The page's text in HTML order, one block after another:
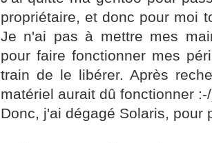
propriétaire, et donc pour moi
Je n'ai pas à mettre mes
pour faire fonctionner mes
train de le libérer. Après
matériel aurait dû fonctionner
Donc, j'ai dégagé Solaris, pour